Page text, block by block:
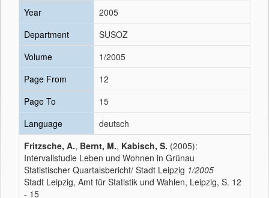
Year
2005
Department
SUSOZ
Volume
1/2005
Page From
12
Page To
15
Language
deutsch
Fritzsche, A., Bernt, M., Kabisch, S. (2005):
Intervallstudie Leben und Wohnen in Grünau
Statistischer Quartalsbericht/ Stadt Leipzig 1/2005
Stadt Leipzig, Amt für Statistik und Wahlen, Leipzig, S. 12
- 15